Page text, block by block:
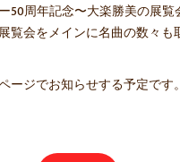
50周年記念〜大楽勝美の展覧
覧会をメインに名曲の数々も
ージでお知らせする予定です